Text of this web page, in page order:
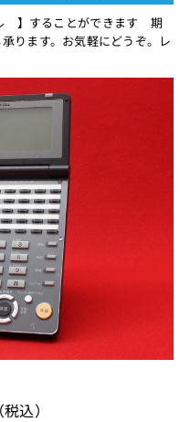
】することができます 期
ります。お気軽にどうぞ。レ
（税込）